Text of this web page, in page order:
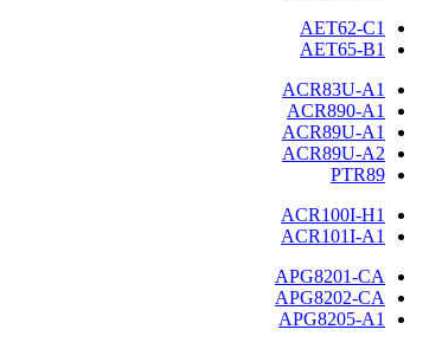
AET62-C1
AET65-B1
ACR83U-A1
ACR890-A1
ACR89U-A1
ACR89U-A2
PTR89
ACR100I-H1
ACR101I-A1
APG8201-CA
APG8202-CA
APG8205-A1